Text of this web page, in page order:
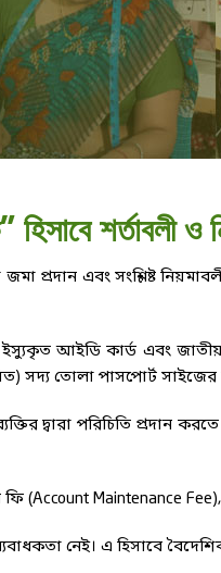
শর্তাবলী ও
এবং সংশ্লিষ্ট
ইস্যুকৃত আইডি কার্ড এবং
সদ্য তোলা পাসপোর্ট
দ্বারা পরিচিতি প্রদান
ফি (Account Maintenance
নেই। এ হিসাবে